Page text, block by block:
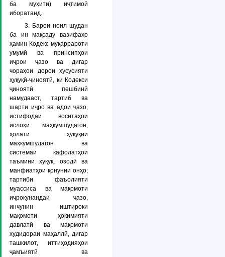
ба муҳити) иҷтимоӣ
иборатанд.
3. Барои ноил шудан
ба ин мақсаду вазифаҳо
ҳамин Кодекс муқаррароти
умумӣ ва принсипҳои
иҷрои ҷазо ва дигар
чораҳои дорои хусусияти
ҳуқуқӣ-ҷиноятӣ, ки Кодекси
ҷиноятӣ пешбинӣ
намудааст, тартиб ва
шарти иҷро ва адои ҷазо,
истифодаи воситаҳои
ислоҳи маҳкумшудагон;
ҳолати ҳуқуқии
маҳкумшудагон ва
системаи кафолатҳои
таъмини ҳуқуқ, озодӣ ва
манфиатҳои қонунии онҳо;
тартиби фаъолияти
муассиса ва мақомоти
иҷрокунандаи ҷазо,
инчунин иштироки
мақомоти ҳокимияти
давлатӣ ва мақомоти
худидораи маҳаллӣ, дигар
ташкилот, иттиҳодияҳои
ҷамъиятӣ ва